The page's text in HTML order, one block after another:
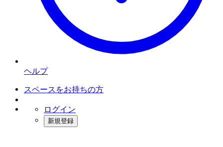
ヘルプ
スペースをお持ちの方
ログイン
新規登録